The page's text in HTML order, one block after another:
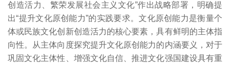
创造活力、繁荣发展社会主义文化”作出战略部署，明确提
出“提升文化原创能力”的实践要求。文化原创能力是衡量个
体或民族文化创新创造活力的核心要素，具有鲜明的主体指
向性。从主体向度探究提升文化原创能力的内涵要义，对于
巩固文化主体性、增强文化自信、推进文化强国建设具有重